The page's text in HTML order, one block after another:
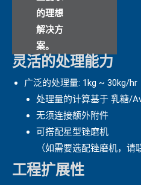
的理想
解决方
案。
灵活的处理能力
广泛的处理量: 1kg ~ 30kg/hr
处理量的计算基于 乳糖/
无须连接额外附件
可搭配星型锉磨机
（如需要选配锉磨机，请
工程扩展性